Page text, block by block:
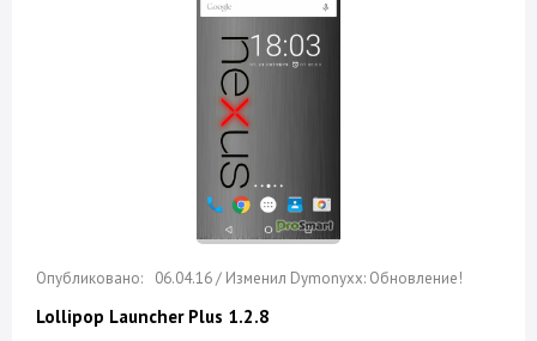
06.04.16 / Изменил Dymonyxx: Обновление!
Lollipop Launcher Plus 1.2.8